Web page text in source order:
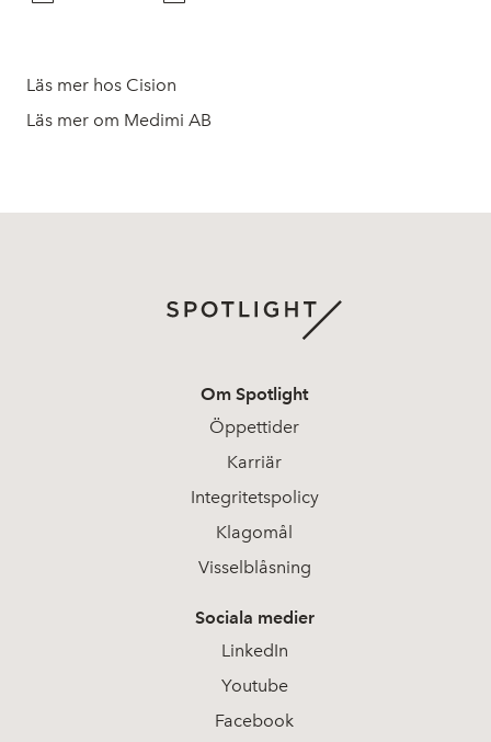
Läs mer hos Cision
Läs mer om Medimi AB
Om Spotlight
Öppettider
Karriär
Integritetspolicy
Klagomål
Visselblåsning
Sociala medier
LinkedIn
Youtube
Facebook